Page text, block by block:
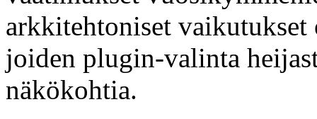
arkkitehtoniset
joiden plugin-valinta
näkökohtia.